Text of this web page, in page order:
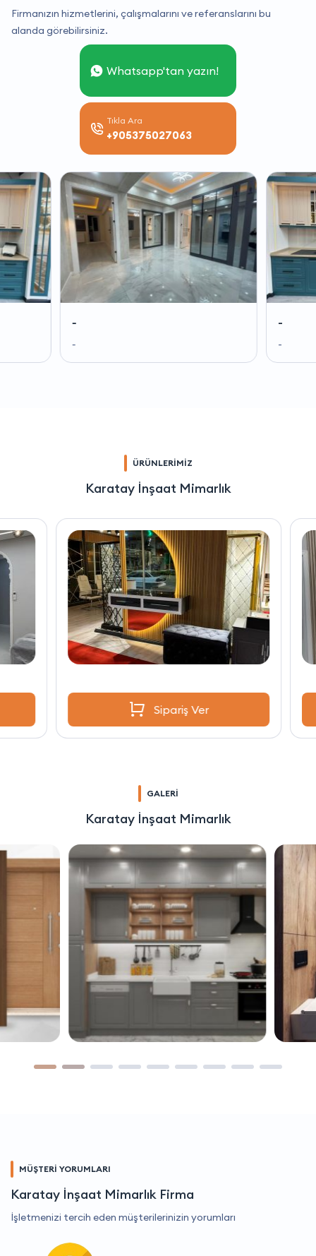
Firmanızın hizmetlerini, çalışmalarını ve referanslarını bu
alanda görebilirsiniz.
Whatsapp'tan yazın!
Tıkla Ara
+905375027063
-
-
-
-
ÜRÜNLERİMİZ
Karatay İnşaat Mimarlık
Sipariş Ver
GALERİ
Karatay İnşaat Mimarlık
MÜŞTERİ YORUMLARI
Karatay İnşaat Mimarlık Firma
İşletmenizi tercih eden müşterilerinizin yorumları